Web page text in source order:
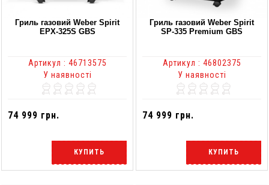
Гриль газовий Weber Spirit
EPX-325S GBS
Артикул : 46713575
У наявності
74 999 грн.
КУПИТЬ
Гриль газовий Weber Spirit
SP-335 Premium GBS
Артикул : 46802375
У наявності
74 999 грн.
КУПИТЬ